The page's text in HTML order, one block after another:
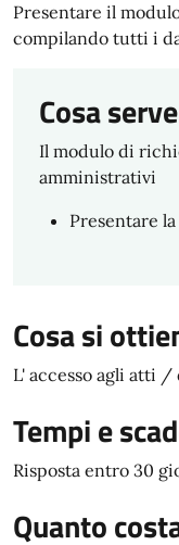
Presentare il
compilando tutti i
Cosa serve
Il modulo di
amministrativi
Presentare
Cosa si
L' accesso agli atti
Tempi e
Risposta entro 30
Quanto